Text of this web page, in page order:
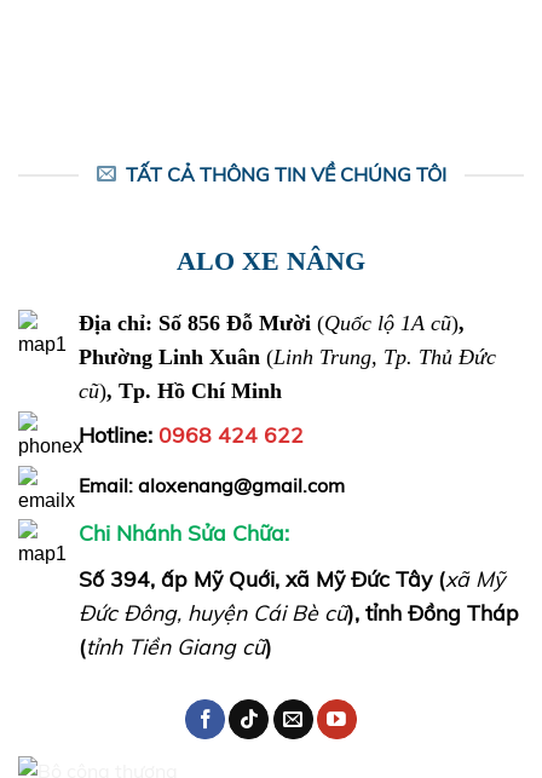
Bình
Dương TẤT CẢ THÔNG TIN VỀ CHÚNG TÔI
ALO XE NÂNG
Địa chỉ: Số 856 Đỗ Mười (Quốc lộ 1A cũ),
Phường Linh Xuân (Linh Trung, Tp. Thủ Đức
cũ), Tp. Hồ Chí Minh
Hotline: 0968 424 622
Email: aloxenang@gmail.com
Chi Nhánh Sửa Chữa:
Số 394, ấp Mỹ Quới, xã Mỹ Đức Tây (xã Mỹ
Đức Đông, huyện Cái Bè cũ), tỉnh Đồng Tháp
(tỉnh Tiền Giang cũ)